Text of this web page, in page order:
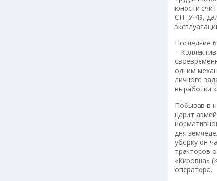
юности
СПТУ-49,
Последние
–
одним
личного
выработки
Побывав в
царит
дня
уборку он
тракторов
«Кировца»
оператора.